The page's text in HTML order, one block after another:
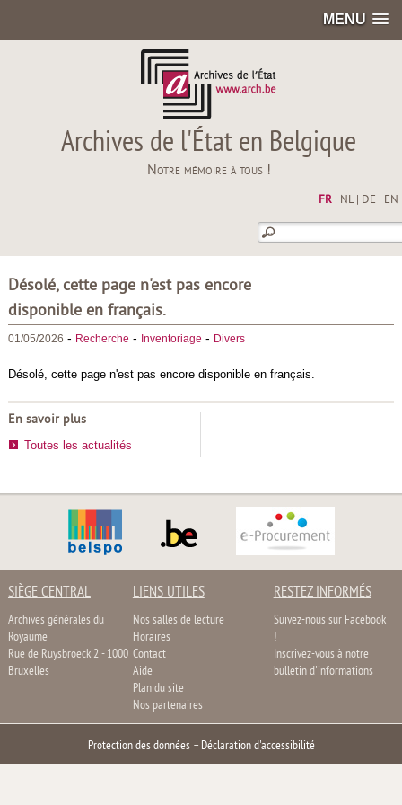
MENU
Archives de l'État en Belgique
Notre mémoire à tous !
FR| NL| DE EN
Désolé, cette page n'est pas encore
disponible en français.
01/05/2026 - Recherche - Inventoriage - Divers
Désolé, cette page n'est pas encore disponible en français.
En savoir plus
Toutes les actualités
SIÈGE CENTRAL
Archives générales du
Royaume
Rue de Ruysbroeck 2 - 1000
Bruxelles
LIENS UTILES
Nos salles de lecture
Horaires
Contact
Aide
Plan du site
Nos partenaires
RESTEZ INFORMÉS
Suivez-nous sur Facebook
!
Inscrivez-vous à notre
bulletin d'informations
Protection des données– Déclaration d'accessibilité